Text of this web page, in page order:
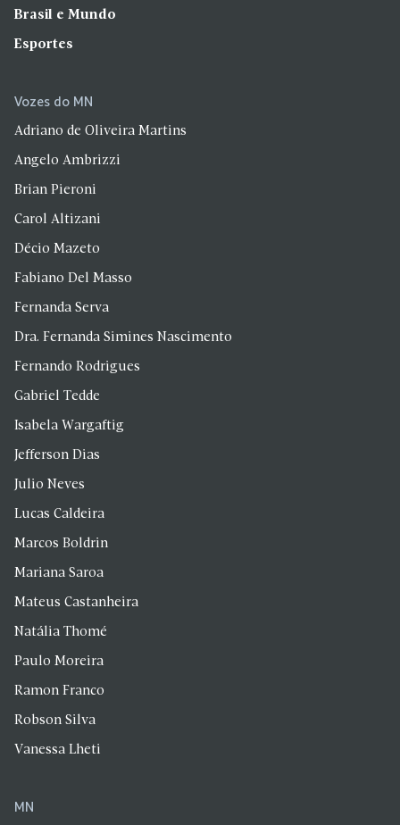
Brasil e Mundo
Esportes
Vozes do MN
Adriano de Oliveira Martins
Angelo Ambrizzi
Brian Pieroni
Carol Altizani
Décio Mazeto
Fabiano Del Masso
Fernanda Serva
Dra. Fernanda Simines Nascimento
Fernando Rodrigues
Gabriel Tedde
Isabela Wargaftig
Jefferson Dias
Julio Neves
Lucas Caldeira
Marcos Boldrin
Mariana Saroa
Mateus Castanheira
Natália Thomé
Paulo Moreira
Ramon Franco
Robson Silva
Vanessa Lheti
MN